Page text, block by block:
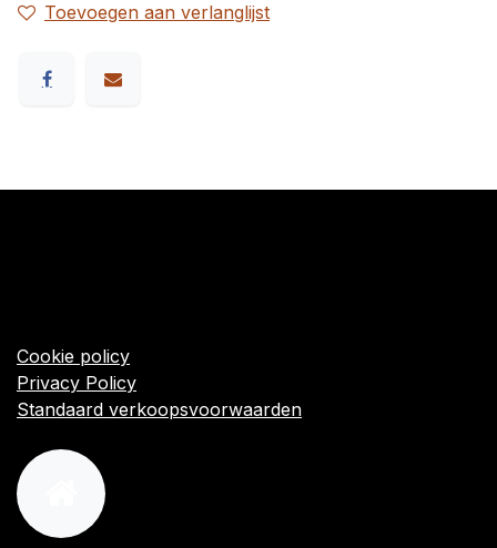
Toevoegen aan verlanglijst
Cookie policy
Privacy Policy
Standaard verkoopsvoorwaarden